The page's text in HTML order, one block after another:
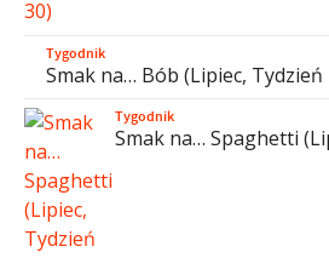
Tygodnik
Smak na… Bób (Lipiec, Tydzień
Tygodnik
Smak na… Spaghetti